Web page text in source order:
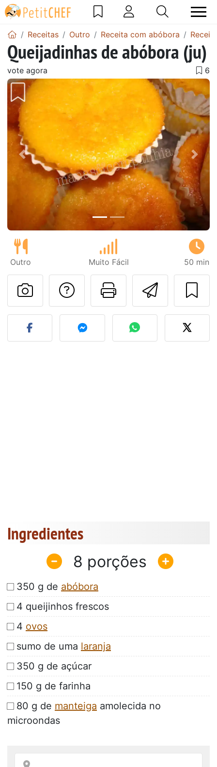
Receitas Outro Receita com abóbora
Queijadinhas de abóbora (ju)
vote agora
Anterior Next
Outro Muito Fácil 50 min
Imprima
Falar com o autor
Fez esta receita?
Ingredientes
8
350 g de abóbora
4 queijinhos frescos
4 ovos
sumo de uma laranja
350 g de açúcar
150 g de farinha
80 g de manteiga amolecida no
microondas